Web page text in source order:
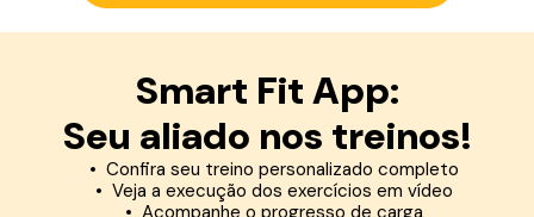
Smart Fit App:
Seu aliado nos treinos!
Confira seu treino personalizado completo
Veja a execução dos exercícios em vídeo
Acompanhe o progresso de carga